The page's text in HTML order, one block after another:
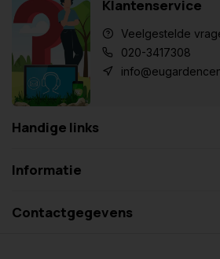
Klantenservice
Veelgestelde
020-3417308
Handige links
Informatie
Contactgegevens